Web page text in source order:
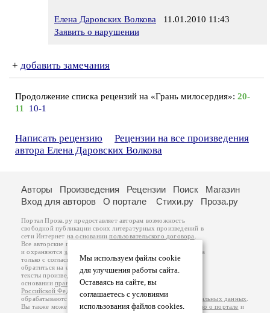
Елена Даровских Волкова 11.01.2010 11:43
Заявить о нарушении
+ добавить замечания
Продолжение списка рецензий на «Грань милосердия»: 20-
11
10-1
Написать рецензию
Рецензии на все произведения
автора Елена Даровских Волкова
Мы используем файлы cookie
для улучшения работы сайта.
Оставаясь на сайте, вы
соглашаетесь с условиями
использования файлов cookies.
Авторы Произведения Рецензии Поиск
Магазин
Вход для авторов
О портале Стихи.ру Проза.ру
Портал Проза.ру предоставляет авторам возможность
свободной публикации своих литературных произведений в
сети Интернет на основаниипользовательского договора
Все авторские права на произведения принадлежат авторам
и охраняются законом
. Перепечатка произведений возможна
только с согласия его автора, к которому вы можете
обратиться на его авторской странице. Ответственность за
тексты произведений авторы несут самостоятельно на
основанииправил публикацииизаконодательства
Российской Федерации
обрабатываются на основанииПолитики обработки персональных данных
Вы также можете посмотреть более подробнуюинформацию о портале и